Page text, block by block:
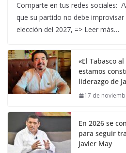
Comparte en tus redes sociales: /
que su partido no debe
elección del 2027, => Leer más…
«El Tabasco
estamos
liderazgo de
17 de
En 2026 se
para seguir
Javier May